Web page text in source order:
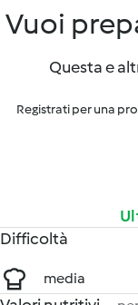
Vuoi
Questa e
Registrati per una
Difficoltà
media